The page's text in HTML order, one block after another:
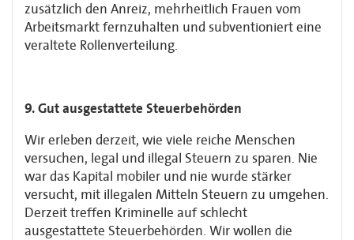
zusätzlich den Anreiz, mehrheitlich Frauen vom
Arbeitsmarkt fernzuhalten und subventioniert eine
veraltete Rollenverteilung.
9. Gut ausgestattete Steuerbehörden
Wir erleben derzeit, wie viele reiche Menschen
versuchen, legal und illegal Steuern zu sparen. Nie
war das Kapital mobiler und nie wurde stärker
versucht, mit illegalen Mitteln Steuern zu umgehen.
Derzeit treffen Kriminelle auf schlecht
ausgestattete Steuerbehörden. Wir wollen die